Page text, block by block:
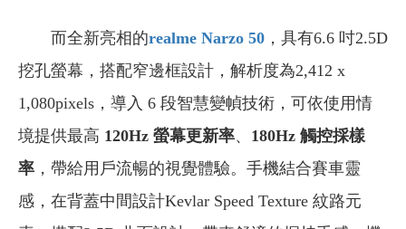
而全新亮相的realme Narzo 50 ，具有6.6 吋2.5D
挖孔螢幕，搭配窄邊框設計，解析度為2,412 x
1,080pixels，導入 6 段智慧變幀技術，可依使用情
境提供最高 120Hz 螢幕更新率、 180Hz 觸控採樣
率 ，帶給用戶流暢的視覺體驗。手機結合賽車靈
感，在背蓋中間設計Kevlar Speed Texture 紋路元